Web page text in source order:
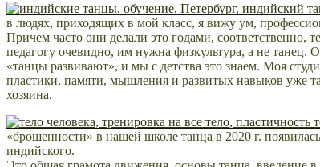
в людях, приходящих в мой класс, я вижу ум,
Причем часто они делали это годами, соответственно,
педагогу очевидно, им нужна физкультура, а не
«танцы развивают», и мы с детства это знаем. Моя
пластики, памяти, мышления и развитых навыков уже
хозяина.
«брошенности» в нашей школе танца в 2020 г.
индийского.